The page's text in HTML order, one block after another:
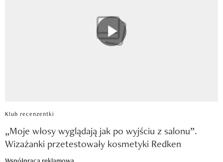
Klub recenzentki
„Moje włosy wyglądają jak po wyjściu z salonu”.
Wizażanki przetestowały kosmetyki Redken